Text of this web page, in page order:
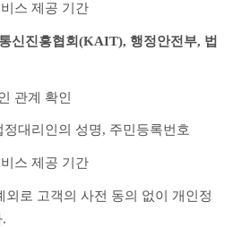
스 제공 기간
신진흥협회(KAIT), 행정안전부, 법
관계 확인
대리인의 성명, 주민등록번호
스 제공 기간
외로 고객의 사전 동의 없이 개인정